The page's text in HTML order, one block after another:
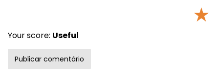
★
Your score: Useful